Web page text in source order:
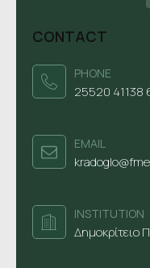
CONTACT
PHONE
25520
ΕΜΑΙL
INSTITUTION
Δημοκρίτειο